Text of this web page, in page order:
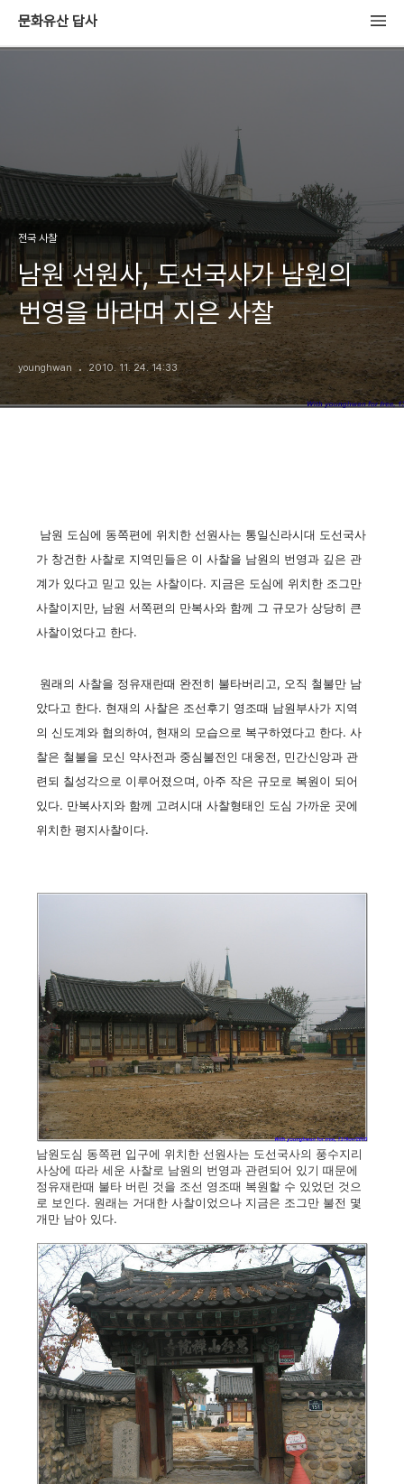
문화유산 답사
전국 사찰
남원 선원사, 도선국사가 남원의
번영을 바라며 지은 사찰
younghwan 2010. 11. 24. 14:33
남원 도심에 동쪽편에 위치한 선원사는 통일신라시대 도선국사
가 창건한 사찰로 지역민들은 이 사찰을 남원의 번영과 깊은 관
계가 있다고 믿고 있는 사찰이다. 지금은 도심에 위치한 조그만
사찰이지만, 남원 서쪽편의 만복사와 함께 그 규모가 상당히 큰
사찰이었다고 한다.
원래의 사찰을 정유재란때 완전히 불타버리고, 오직 철불만 남
았다고 한다. 현재의 사찰은 조선후기 영조때 남원부사가 지역
의 신도계와 협의하여, 현재의 모습으로 복구하였다고 한다. 사
찰은 철불을 모신 약사전과 중심불전인 대웅전, 민간신앙과 관
련되 칠성각으로 이루어졌으며, 아주 작은 규모로 복원이 되어
있다. 만복사지와 함께 고려시대 사찰형태인 도심 가까운 곳에
위치한 평지사찰이다.
남원도심 동쪽편 입구에 위치한 선원사는 도선국사의 풍수지리
사상에 따라 세운 사찰로 남원의 번영과 관련되어 있기 때문에
정유재란때 불타 버린 것을 조선 영조때 복원할 수 있었던 것으
로 보인다. 원래는 거대한 사찰이었으나 지금은 조그만 불전 몇
개만 남아 있다.